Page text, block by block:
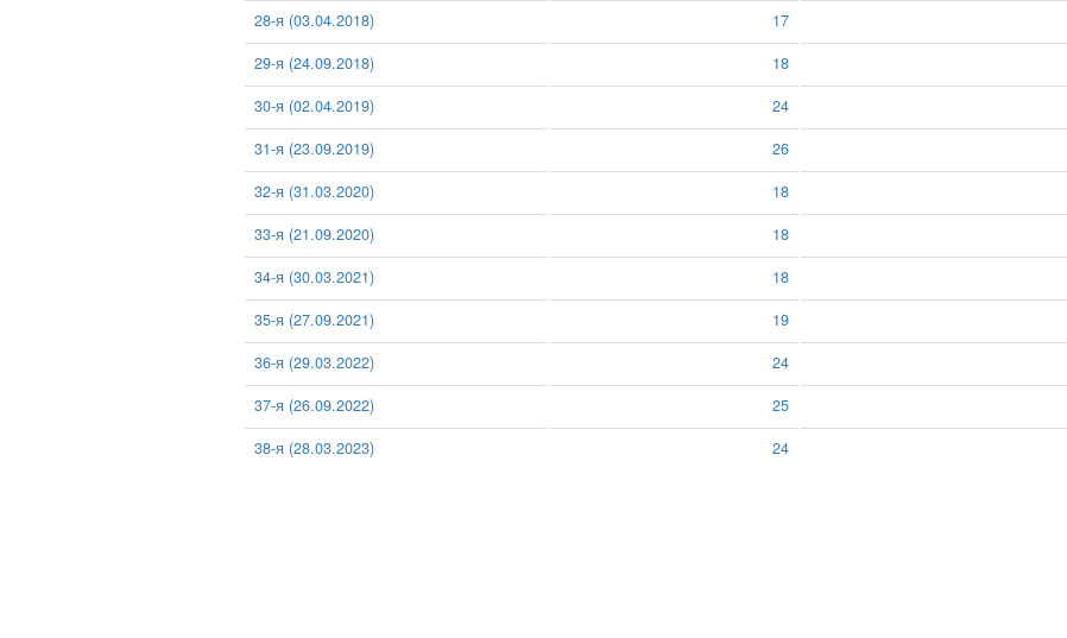
28-я (03.04.2018)
17
29-я (24.09.2018)
18
30-я (02.04.2019)
24
31-я (23.09.2019)
26
32-я (31.03.2020)
18
33-я (21.09.2020)
18
34-я (30.03.2021)
18
35-я (27.09.2021)
19
36-я (29.03.2022)
24
37-я (26.09.2022)
25
38-я (28.03.2023)
24